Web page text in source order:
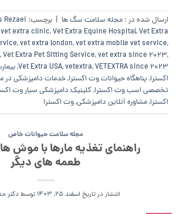
ارسال شده در : مجله سلامت سگ ها | برچسب: Rezaei
vet extra clinic,Vet Extra Equine Hospital,Vet Extra
,vet extra london,vet extra mobile vet service,
,Vet Extra Pet Sitting Service,vet extra since 2023,
Vet Extra USA,vetextra,VETEXTRA since 2023
,
اکسترا,پناهگاه حیوانات وت اکسترا,خدمات دامپزشکی در
تخصصی اسب وت اکسترا,کلینیک دامپزشکی سیار وت
اکسترا,مشاوره آنلاین دامپزشکی,وت اکسترا
مجله سلامت حیوانات خاص
راهنمای تغذیه مارها با موش
طعمه های دیگر
انتشار در تاریخ اسفند 25, 1403 توسطدکتر